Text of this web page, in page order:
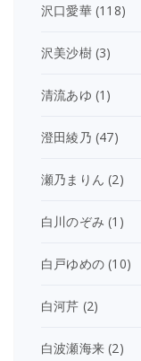
沢口愛華(118)
沢美沙樹(3)
清流あゆ (1)
澄田綾乃 (47)
瀬乃まりん (2)
白川のぞみ (1)
白戸ゆめの (10)
白河芹 (2)
白波瀬海来 (2)